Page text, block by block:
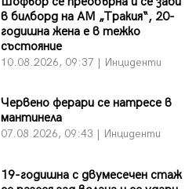
в билборд на АМ „Тракия“, 20-
годишна жена е в тежко
състояние
10.08.2026, 09:37 | Инциденти
Червено ферари се натресе в
мантинела
07.08.2026, 09:43 | Инциденти
19-годишна с двумесечен стаж